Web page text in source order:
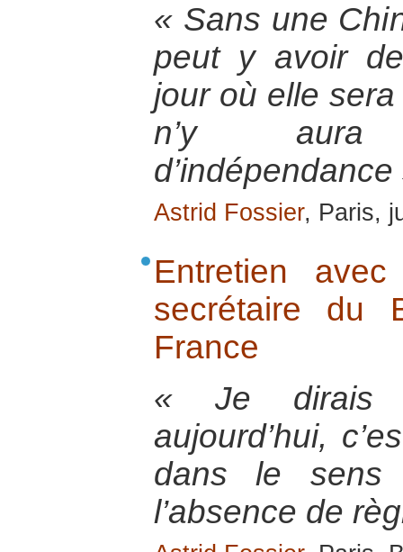
« Sans une
peut y avoir
jour où elle
n’y
d’indépendance
Astrid Fossier, Paris,
Entretien
secrétaire du
France
« Je dirais
aujourd’hui,
dans le sens
l’absence de